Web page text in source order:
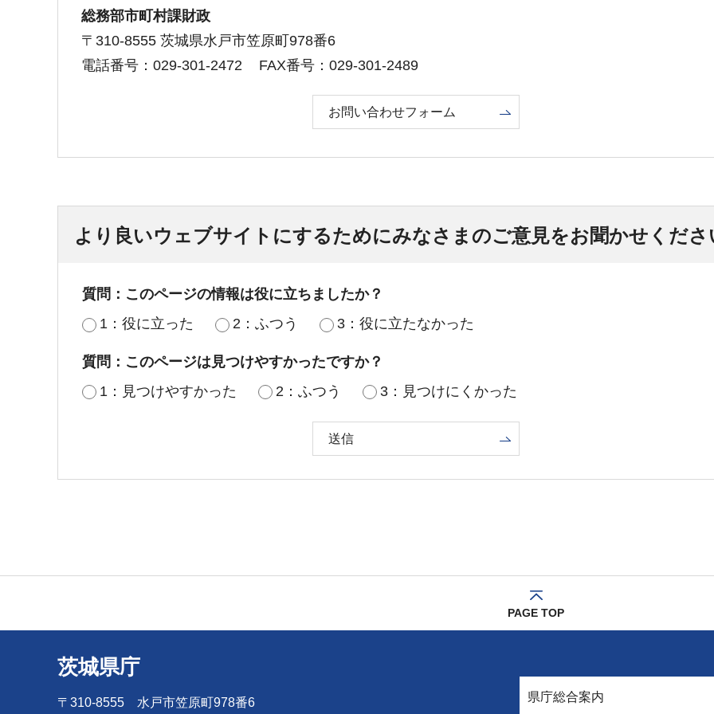
総務部市町村課財政
〒310-8555 茨城県水戸市笠原町978番6
電話番号：029-301-2472
FAX番号：029-301-2489
お問い合わせフォーム
より良いウェブサイトにするためにみなさまのご意見をお聞かせくださ
質問：このページの情報は役に立ちましたか？
1：役に立った
2：ふつう 3：役に立たなかった
質問：このページは見つけやすかったですか？
1：見つけやすかった
2：ふつう 3：見つけにくかった
PAGE TOP
茨城県庁
〒310-8555 水戸市笠原町978番6 県庁総合案内